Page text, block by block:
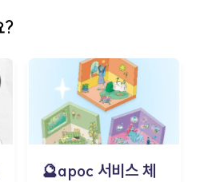
?
🔮apoc 서비스 체